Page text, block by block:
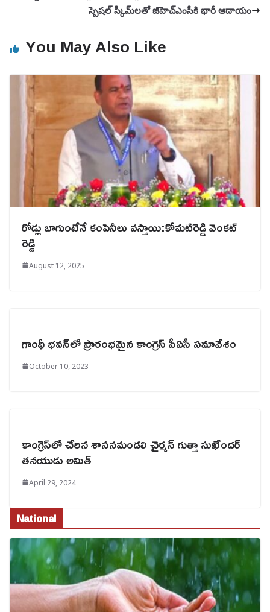
స్పెషల్ స్కీమ్‌లతో జీహెచ్ఎంసీకి భారీ ఆదాయం
You May Also Like
రోడ్లు బాగుంటేనే కంపెనీలు వస్తాయి:కోమటిరెడ్డి వెంకట్
రెడ్డి
August 12, 2025
గాంధీ భవన్‌లో ప్రారంభమైన కాంగ్రెస్ పీఏసీ సమావేశం
October 10, 2023
కాంగ్రెస్‌లో చేరిన శాసనమండలి చైర్మన్ గుత్తా సుఖేందర్
తనయుడు అమిత్
April 29, 2024
National